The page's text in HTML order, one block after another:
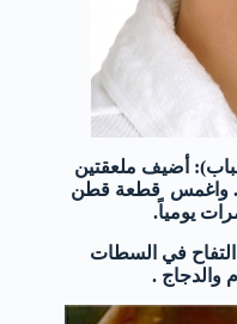
أضيف ملعقتين
واغمس قطعة قطن
يومياً.
في السطات
والدجاج .